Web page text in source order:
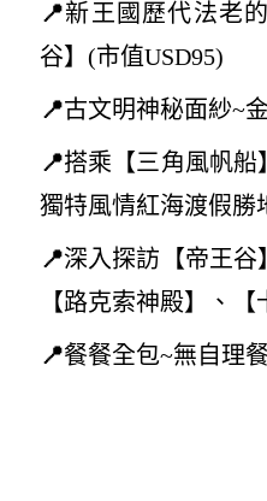
📍新王國歷代法老
谷】(市值USD95)
📍古文明神秘面紗~
📍搭乘【三角風帆船
獨特風情紅海渡假勝
📍深入探訪【帝王谷
【路克索神殿】、【
📍餐餐全包~無自理